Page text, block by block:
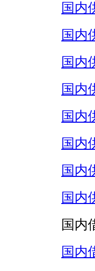
国内
国内
国内
国内
国内
国内
国内
国内
国内
国内